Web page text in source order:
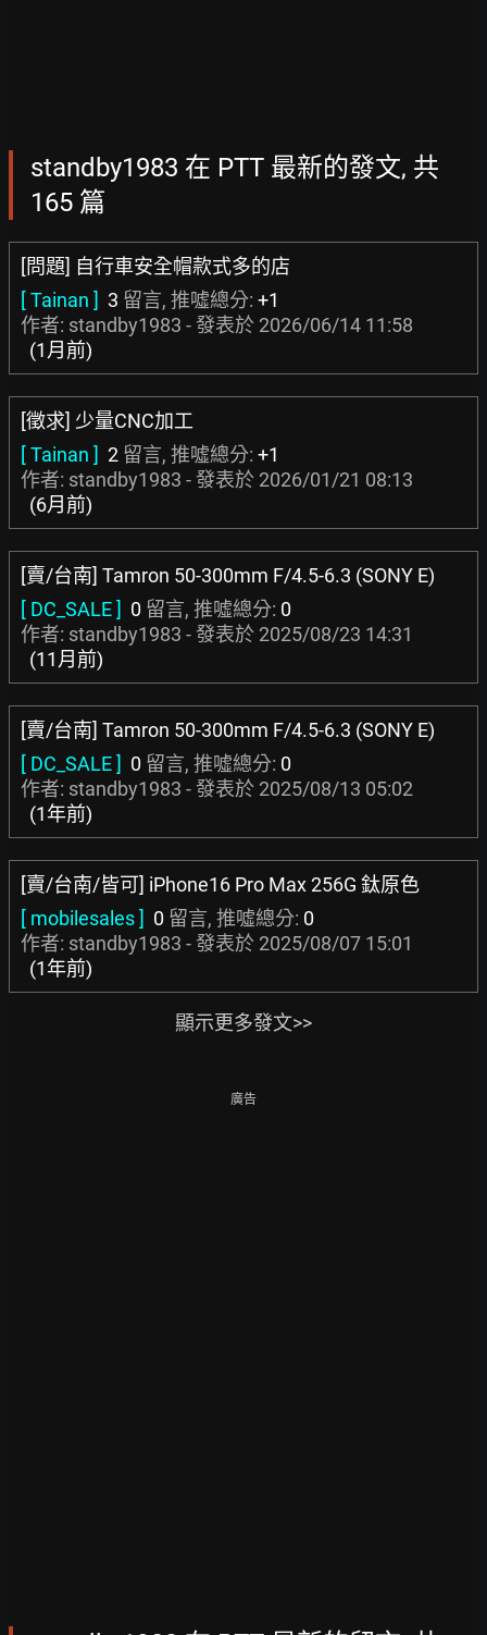
standby1983 在 PTT 最新的發文, 共
165 篇
[問題] 自行車安全帽款式多的店
[ Tainan ] 3 留言, 推噓總分: +1
作者: standby1983 - 發表於 2026/06/14 11:58
(1月前)
[徵求] 少量CNC加工
[ Tainan ] 2 留言, 推噓總分: +1
作者: standby1983 - 發表於 2026/01/21 08:13
(6月前)
[賣/台南] Tamron 50-300mm F/4.5-6.3 (SONY E)
[ DC_SALE ] 0 留言, 推噓總分: 0
作者: standby1983 - 發表於 2025/08/23 14:31
(11月前)
[賣/台南] Tamron 50-300mm F/4.5-6.3 (SONY E)
[ DC_SALE ] 0 留言, 推噓總分: 0
作者: standby1983 - 發表於 2025/08/13 05:02
(1年前)
[賣/台南/皆可] iPhone16 Pro Max 256G 鈦原色
[ mobilesales ] 0 留言, 推噓總分: 0
作者: standby1983 - 發表於 2025/08/07 15:01
(1年前)
顯示更多發文>>
廣告